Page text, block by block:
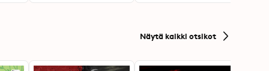
Näytä kaikki otsikot